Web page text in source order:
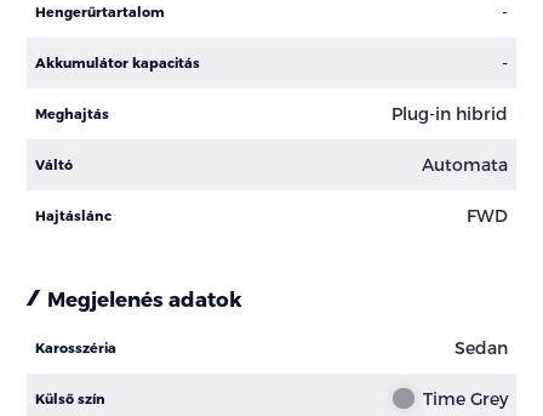
Hengerűrtartalom -
Akkumulátor kapacitás -
Meghajtás Plug-in hibrid
Váltó Automata
Hajtáslánc FWD
Megjelenés adatok
Karosszéria Sedan
Külső szín Time Grey